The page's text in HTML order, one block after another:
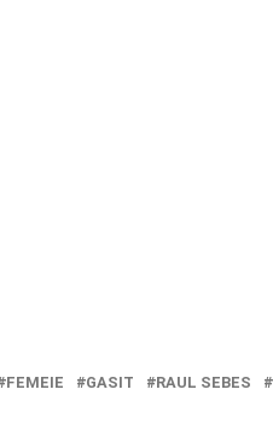
FEMEIE GASIT RAUL SEBES